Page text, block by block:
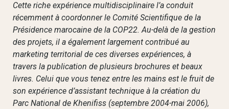
Cette riche expérience multidisciplinaire l’a conduit
récemment à coordonner le Comité Scientifique de la
Présidence marocaine de la COP22. Au-delà de la gestion
des projets, il a également largement contribué au
marketing territorial de ces diverses expériences, à
travers la publication de plusieurs brochures et beaux
livres. Celui que vous tenez entre les mains est le fruit de
son expérience d’assistant technique à la création du
Parc National de Khenifiss (septembre 2004-mai 2006),